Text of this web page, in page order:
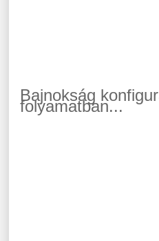
Bajnokság
folyamatban...